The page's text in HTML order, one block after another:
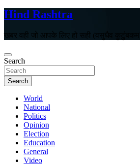
Hind Rashtra
खबर वही जो आपके लिए हो सही (वसुधैव कुटुंबकम)
Search
Search
World
National
Politics
Opinion
Election
Education
General
Video